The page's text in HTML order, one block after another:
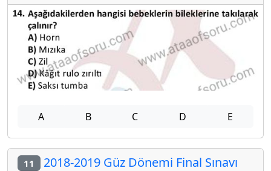
A B C D E
11 2018-2019 Güz Dönemi Final Sınavı